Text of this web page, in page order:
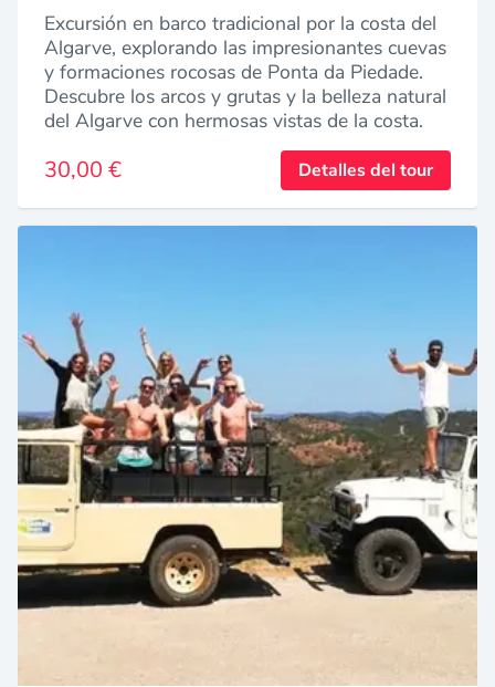
Excursión en barco tradicional por la costa del
Algarve, explorando las impresionantes cuevas
y formaciones rocosas de Ponta da Piedade.
Descubre los arcos y grutas y la belleza natural
del Algarve con hermosas vistas de la costa.
30,00 € Detalles del tour